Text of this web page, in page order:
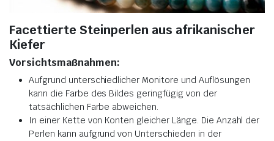
Facettierte Steinperlen aus afrikanischer
Kiefer
Vorsichtsmaßnahmen:
Aufgrund unterschiedlicher Monitore und Auflösungen
kann die Farbe des Bildes geringfügig von der
tatsächlichen Farbe abweichen.
In einer Kette von Konten gleicher Länge. Die Anzahl der
Perlen kann aufgrund von Unterschieden in der